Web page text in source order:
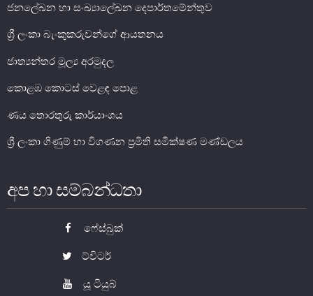
නෝට්ටු හා කාසි පිළිබඳ දැනුවත් වෙමු
සමරු කාසි හා නෝට්ටු
ව්‍යවහාර මුදල් කළමනාකරණය
ශ්‍රී ලංකාවේ මුදල් ඉතිහාසය
මහජන මුදල් හුවමාරු කවුළුව
ව්‍යවහාර මුදල් කෞතුකාගාරයන්
ජනලේඛන හා සංඛ්‍යාලේඛන දෙපාර්තමේන්තුව
ශ්‍රී ලංකා බැංකුකරුවන්ගේ ආයතනය
ජාත්‍යන්තර මූල්‍ය අරමුදල
කොළඹ කොටස් වෙළඳ පොළ
ණය තොරතුරු කාර්යාංශය
ශ්‍රී ලංකා ගිණුම් හා විගණන ප්‍රමිති සමීක්ෂණ මණ්ඩලය
අප හා සම්බන්ධතා
ෆේස්බුක්
ට්විටර්
යූ ටියුබ්